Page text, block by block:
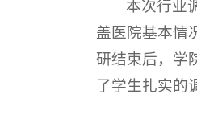
本次行业
盖医院基本情
研结束后，学
了学生扎实的